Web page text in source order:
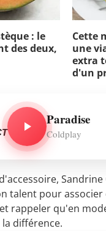
: le
des deux,
Cette
une
extra
d'un
Paradise
Coldplay
talent pour associer
rappeler qu'en
différence.